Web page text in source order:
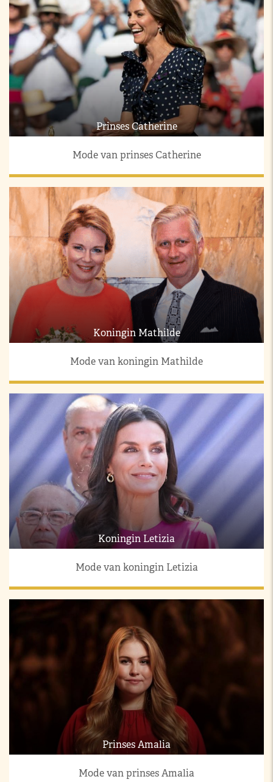
Prinses Catherine
Mode van prinses Catherine
Koningin Mathilde
Mode van koningin Mathilde
Koningin Letizia
Mode van koningin Letizia
Prinses Amalia
Mode van prinses Amalia